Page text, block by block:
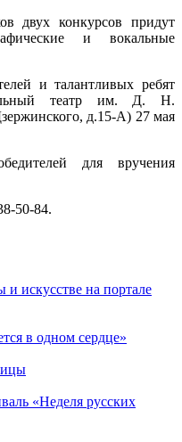
двух конкурсов придут
и вокальные
и талантливых ребят
театр им. Д. Н.
д.15-А) 27 мая
для вручения
50-84.
и искусстве на портале
в одном сердце»
«Неделя русских